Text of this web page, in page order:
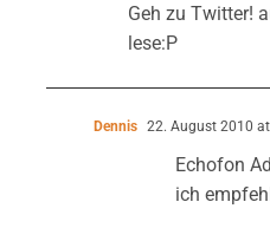
Geh zu Twitter!
lese:P
Dennis 22. August 2010
Echofon
ich